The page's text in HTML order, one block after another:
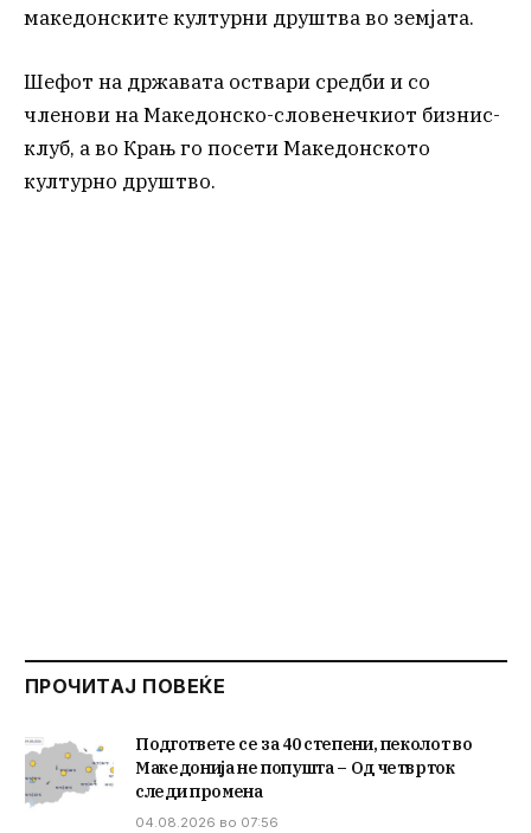
македонските културни друштва во земјата.
Шефот на државата оствари средби и со
членови на Македонско-словенечкиот бизнис-
клуб, а во Крањ го посети Македонското
културно друштво.
ПРОЧИТАЈ ПОВЕЌЕ
Подгответе се за 40 степени, пеколот во
Македонија не попушта – Од четврток
следи промена
04.08.2026 во 07:56